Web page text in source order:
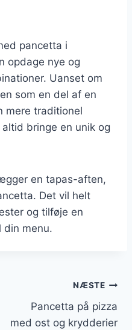
pancetta i
opdage nye og
Uanset om
som en del af en
mere traditionel
bringe en unik og
en tapas-aften,
Det vil helt
og tilføje en
din menu.
NÆSTE
Pancetta på pizza
med ost og krydderier